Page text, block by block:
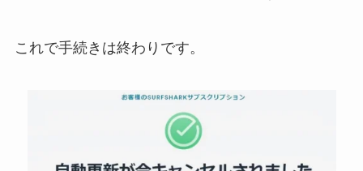
これで手続きは終わりです。